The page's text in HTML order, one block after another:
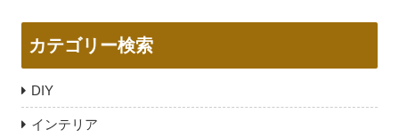
カテゴリー検索
DIY
インテリア